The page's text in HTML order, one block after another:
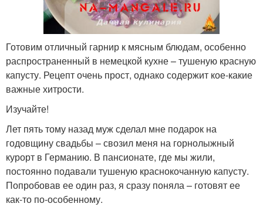
Готовим отличный гарнир к мясным блюдам, особенно
распространенный в немецкой кухне – тушеную красную
капусту. Рецепт очень прост, однако содержит кое-какие
важные хитрости.
Изучайте!
Лет пять тому назад муж сделал мне подарок на
годовщину свадьбы – свозил меня на горнолыжный
курорт в Германию. В пансионате, где мы жили,
постоянно подавали тушеную краснокочанную капусту.
Попробовав ее один раз, я сразу поняла – готовят ее
как-то по-особенному.